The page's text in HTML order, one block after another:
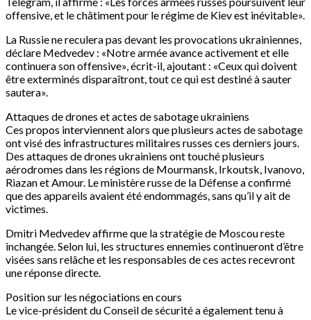
offensive, et le châtiment pour le régime de Kiev est inévitable».
La Russie ne reculera pas devant les provocations ukrainiennes,
déclare Medvedev : «Notre armée avance activement et elle
continuera son offensive», écrit-il, ajoutant : «Ceux qui doivent
être exterminés disparaîtront, tout ce qui est destiné à sauter
sautera».
Attaques de drones et actes de sabotage ukrainiens
Ces propos interviennent alors que plusieurs actes de sabotage
ont visé des infrastructures militaires russes ces derniers jours.
Des attaques de drones ukrainiens ont touché plusieurs
aérodromes dans les régions de Mourmansk, Irkoutsk, Ivanovo,
Riazan et Amour. Le ministère russe de la Défense a confirmé
que des appareils avaient été endommagés, sans qu’il y ait de
victimes.
Dmitri Medvedev affirme que la stratégie de Moscou reste
inchangée. Selon lui, les structures ennemies continueront d’être
visées sans relâche et les responsables de ces actes recevront
une réponse directe.
Position sur les négociations en cours
Le vice-président du Conseil de sécurité a également tenu à